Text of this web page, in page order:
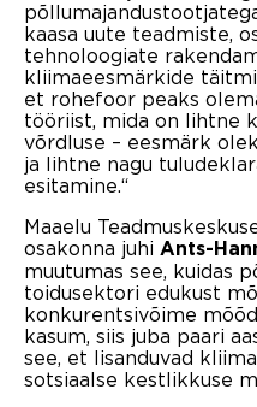
kaasa uute teadmiste,
tehnoloogiate
kliimaeesmärkide
et rohefoor peaks
tööriist, mida on lihtne
võrdluse – eesmärk
ja lihtne nagu
esitamine.“
Maaelu
osakonna juhi Ants-
muutumas see, kuidas
toidusektori edukust
konkurentsivõime
kasum, siis juba paari
see, et lisanduvad
sotsiaalse kestlikkuse